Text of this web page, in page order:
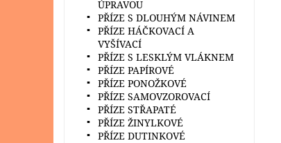
ÚPRAVOU
PŘÍZE S DLOUHÝM NÁVINEM
PŘÍZE HÁČKOVACÍ A
VYŠÍVACÍ
PŘÍZE S LESKLÝM VLÁKNEM
PŘÍZE PAPÍROVÉ
PŘÍZE PONOŽKOVÉ
PŘÍZE SAMOVZOROVACÍ
PŘÍZE STŘAPATÉ
PŘÍZE ŽINYLKOVÉ
PŘÍZE DUTINKOVÉ